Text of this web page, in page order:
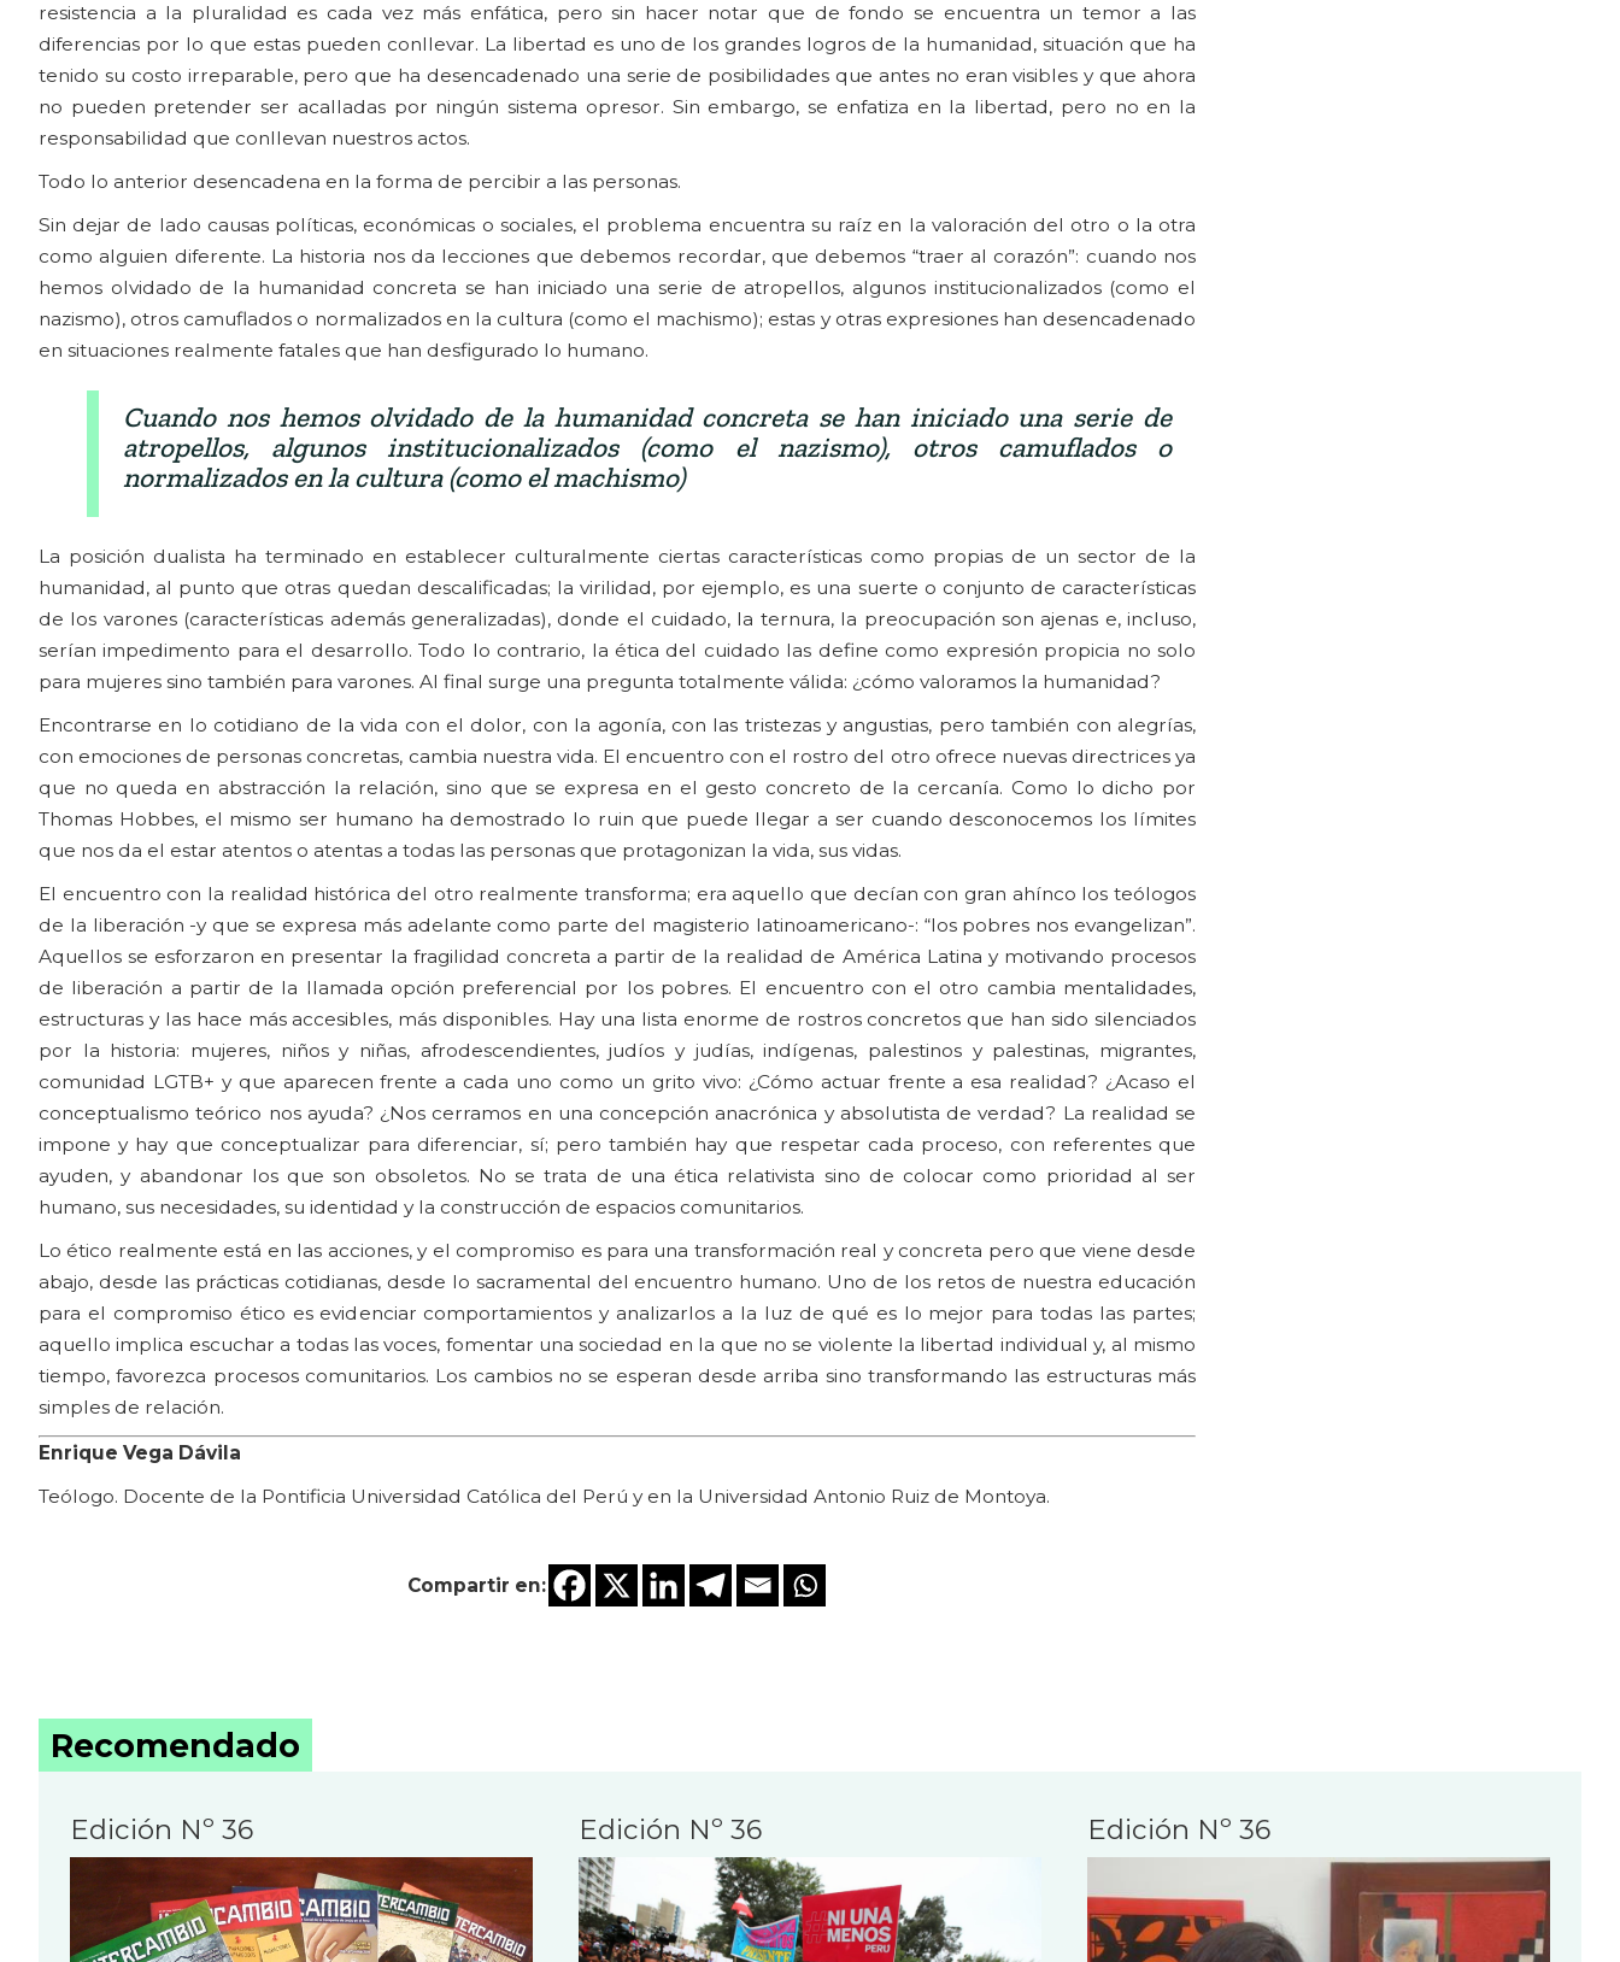
resistencia a la pluralidad es cada vez más enfática, pero sin hacer notar que de fondo se encuentra un temor a las
diferencias por lo que estas pueden conllevar. La libertad es uno de los grandes logros de la humanidad, situación que ha
tenido su costo irreparable, pero que ha desencadenado una serie de posibilidades que antes no eran visibles y que ahora
no pueden pretender ser acalladas por ningún sistema opresor. Sin embargo, se enfatiza en la libertad, pero no en la
responsabilidad que conllevan nuestros actos.
Todo lo anterior desencadena en la forma de percibir a las personas.
Sin dejar de lado causas políticas, económicas o sociales, el problema encuentra su raíz en la valoración del otro o la otra
como alguien diferente. La historia nos da lecciones que debemos recordar, que debemos “traer al corazón”: cuando nos
hemos olvidado de la humanidad concreta se han iniciado una serie de atropellos, algunos institucionalizados (como el
nazismo), otros camuflados o normalizados en la cultura (como el machismo); estas y otras expresiones han desencadenado
en situaciones realmente fatales que han desfigurado lo humano.
Cuando nos hemos olvidado de la humanidad concreta se han iniciado una serie de
atropellos, algunos institucionalizados (como el nazismo), otros camuflados o
normalizados en la cultura (como el machismo)
La posición dualista ha terminado en establecer culturalmente ciertas características como propias de un sector de la
humanidad, al punto que otras quedan descalificadas; la virilidad, por ejemplo, es una suerte o conjunto de características
de los varones (características además generalizadas), donde el cuidado, la ternura, la preocupación son ajenas e, incluso,
serían impedimento para el desarrollo. Todo lo contrario, la ética del cuidado las define como expresión propicia no solo
para mujeres sino también para varones. Al final surge una pregunta totalmente válida: ¿cómo valoramos la humanidad?
Encontrarse en lo cotidiano de la vida con el dolor, con la agonía, con las tristezas y angustias, pero también con alegrías,
con emociones de personas concretas, cambia nuestra vida. El encuentro con el rostro del otro ofrece nuevas directrices ya
que no queda en abstracción la relación, sino que se expresa en el gesto concreto de la cercanía. Como lo dicho por
Thomas Hobbes, el mismo ser humano ha demostrado lo ruin que puede llegar a ser cuando desconocemos los límites
que nos da el estar atentos o atentas a todas las personas que protagonizan la vida, sus vidas.
El encuentro con la realidad histórica del otro realmente transforma; era aquello que decían con gran ahínco los teólogos
de la liberación -y que se expresa más adelante como parte del magisterio latinoamericano-: “los pobres nos evangelizan”.
Aquellos se esforzaron en presentar la fragilidad concreta a partir de la realidad de América Latina y motivando procesos
de liberación a partir de la llamada opción preferencial por los pobres. El encuentro con el otro cambia mentalidades,
estructuras y las hace más accesibles, más disponibles. Hay una lista enorme de rostros concretos que han sido silenciados
por la historia: mujeres, niños y niñas, afrodescendientes, judíos y judías, indígenas, palestinos y palestinas, migrantes,
comunidad LGTB+ y que aparecen frente a cada uno como un grito vivo: ¿Cómo actuar frente a esa realidad? ¿Acaso el
conceptualismo teórico nos ayuda? ¿Nos cerramos en una concepción anacrónica y absolutista de verdad? La realidad se
impone y hay que conceptualizar para diferenciar, sí; pero también hay que respetar cada proceso, con referentes que
ayuden, y abandonar los que son obsoletos. No se trata de una ética relativista sino de colocar como prioridad al ser
humano, sus necesidades, su identidad y la construcción de espacios comunitarios.
Lo ético realmente está en las acciones, y el compromiso es para una transformación real y concreta pero que viene desde
abajo, desde las prácticas cotidianas, desde lo sacramental del encuentro humano. Uno de los retos de nuestra educación
para el compromiso ético es evidenciar comportamientos y analizarlos a la luz de qué es lo mejor para todas las partes;
aquello implica escuchar a todas las voces, fomentar una sociedad en la que no se violente la libertad individual y, al mismo
tiempo, favorezca procesos comunitarios. Los cambios no se esperan desde arriba sino transformando las estructuras más
simples de relación.
Enrique Vega Dávila
Teólogo. Docente de la Pontificia Universidad Católica del Perú y en la Universidad Antonio Ruiz de Montoya.
Compartir en:
Recomendado
Edición Nº 36 Edición Nº 36 Edición Nº 36